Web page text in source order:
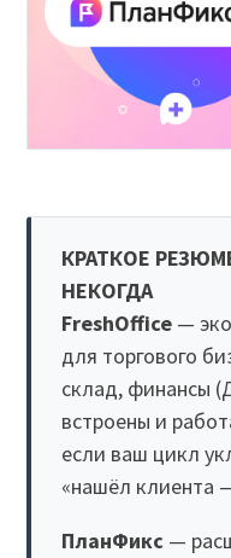
КРАТКОЕ
НЕКОГДА
FreshOffice —
для торгового
склад, финансы
встроены и
если ваш цикл
«нашёл клиента
ПланФикс —